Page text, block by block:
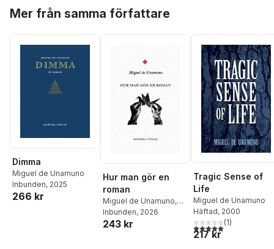
Mer från samma författare
Dimma
Miguel de Unamuno
Inbunden, 2025
266 kr
Hur man gör en
roman
Miguel de Unamuno,
Sophie Poutre
Inbunden, 2026
243 kr
Tragic Sense of
Life
Miguel de Unamuno
Häftad, 2000
5,0utav 5 stjärnor.
(1)
217 kr